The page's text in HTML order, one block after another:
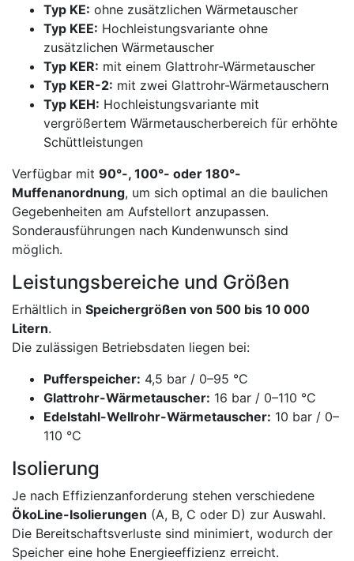
Typ KE: ohne zusätzlichen Wärmetauscher
Typ KEE: Hochleistungsvariante ohne
zusätzlichen Wärmetauscher
Typ KER: mit einem Glattrohr-Wärmetauscher
Typ KER-2: mit zwei Glattrohr-Wärmetauschern
Typ KEH: Hochleistungsvariante mit
vergrößertem Wärmetauscherbereich für erhöhte
Schüttleistungen
Verfügbar mit 90°-, 100°- oder 180°-
Muffenanordnung, um sich optimal an die baulichen
Gegebenheiten am Aufstellort anzupassen.
Sonderausführungen nach Kundenwunsch sind
möglich.
Leistungsbereiche und Größen
Erhältlich in Speichergrößen von 500 bis 10 000
Litern.
Die zulässigen Betriebsdaten liegen bei:
Pufferspeicher: 4,5 bar / 0–95 °C
Glattrohr-Wärmetauscher: 16 bar / 0–110 °C
Edelstahl-Wellrohr-Wärmetauscher: 10 bar / 0–
110 °C
Isolierung
Je nach Effizienzanforderung stehen verschiedene
ÖkoLine-Isolierungen (A, B, C oder D) zur Auswahl.
Die Bereitschaftsverluste sind minimiert, wodurch der
Speicher eine hohe Energieeffizienz erreicht.